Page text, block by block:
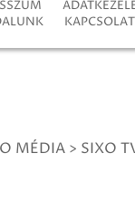
KAPCSOLAT
MÉDIA > SIXO